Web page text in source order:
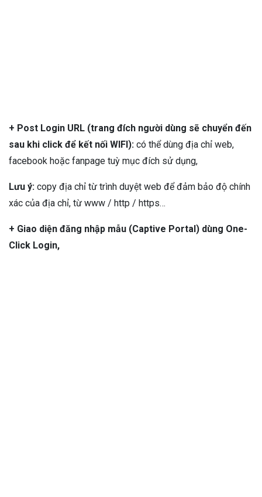
+ Post Login URL (trang đích người dùng sẽ chuyển đến
sau khi click để kết nối WIFI): có thể dùng địa chỉ web,
facebook hoặc fanpage tuỳ mục đích sử dụng,
Lưu ý: copy địa chỉ từ trình duyệt web để đảm bảo độ chính
xác của địa chỉ, từ www / http / https…
+ Giao diện đăng nhập mẫu (Captive Portal) dùng One-
Click Login,